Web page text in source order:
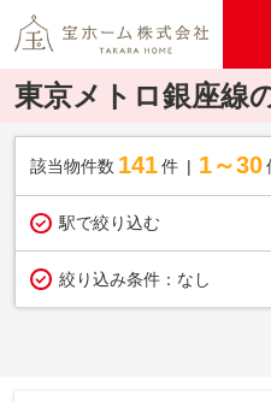
東京メトロ銀座線
該当物件数 141件 1～30
駅で絞り込む
絞り込み条件： なし